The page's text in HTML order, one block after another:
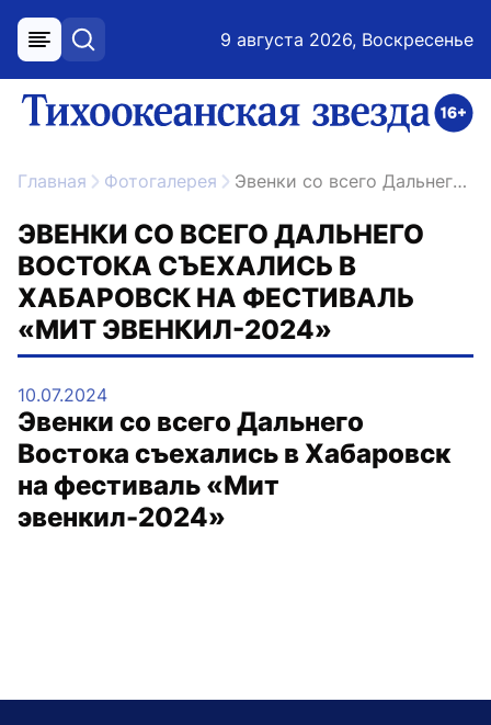
меню поиск 9 августа 2026, Воскресенье
ссылка на главную
Главная Фотогалерея Эвенки со всего Дальнего Востока съехались в Хабаровск на фестиваль «Мит эвенкил-2024»
ЭВЕНКИ СО ВСЕГО ДАЛЬНЕГО
ВОСТОКА СЪЕХАЛИСЬ В
ХАБАРОВСК НА ФЕСТИВАЛЬ
«МИТ ЭВЕНКИЛ-2024»
10.07.2024
Эвенки со всего Дальнего
Востока съехались в Хабаровск
на фестиваль «Мит
эвенкил-2024»